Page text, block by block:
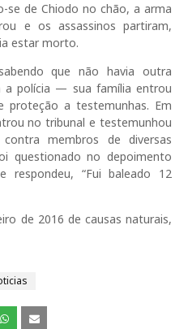
se de Chiodo no chão, a arma
e os assassinos partiram,
estar morto.
que não havia outra
a polícia — sua família entrou
proteção a testemunhas. Em
no tribunal e testemunhou
membros de diversas
questionado no depoimento
“Fui baleado 12
de 2016 de causas naturais,